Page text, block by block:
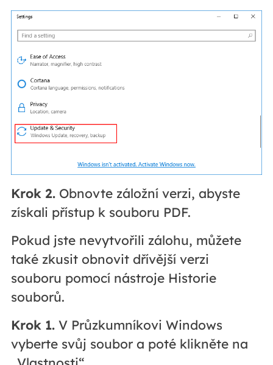
Krok 2.Obnovte záložní verzi, abyste
získali přístup k souboru PDF.
Pokud jste nevytvořili zálohu, můžete
také zkusit obnovit dřívější verzi
souboru pomocí nástroje Historie
souborů.
Krok 1.V Průzkumníkovi Windows
vyberte svůj soubor a poté klikněte na